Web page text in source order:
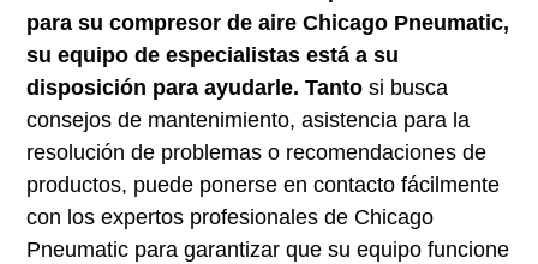
para su compresor de aire Chicago Pneumatic,
su equipo de especialistas está a su
disposición para ayudarle. Tantosi busca
consejos de mantenimiento, asistencia para la
resolución de problemas o recomendaciones de
productos, puede ponerse en contacto fácilmente
con los expertos profesionales de Chicago
Pneumatic para garantizar que su equipo funcione